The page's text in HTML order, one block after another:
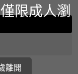
限成人瀏
離開